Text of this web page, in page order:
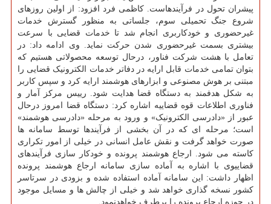
پیشران تحول در فرآیندهاست. کاظمی فرد افزود: از اولین روزهای
شروع جنگ تحمیلی سوم، جلساتی به منظور گسترش خدمات
غیرحضوری و خودکاربری انجام شد تا خدمات قضایی با سرعت
بیشتری بسمت غیرحضوری شدن حرکت نماید. وی ادامه داد: در
تعامل با هشت شرکت فناور، درحال توسعه محصولاتی هستیم که
بتوان تمامی خدمات قابل ارایه در دفاتر خدمات الکترونیک قضایی را
مبتنی بر هوش مصنوعی و ابزارهای هوشمند ارایه کرد و سپس کاربر
به شکل هدفمند به دستگاه قضا هدایت شود. رییس مرکز آمار و
فناوری اطلاعات قوه قضاییه اشاره کرد: دستگاه قضا امروز درحال
عبور از «دادرسی الکترونیک» و ورود به مرحله «دادرسی هوشمند»
است؛ مرحله ای که در آن بخشی از فرآیندها توسط سامانه ها
صورت خواهد گرفت و نقش عامل انسانی در خیلی از امور تکراری
کاسته می شود. ارجاع هوشمند پرونده و خودکار سازی فرآیندهای
قضاییوی با اشاره به آماده سازی سامانه ارجاع هوشمند پرونده
اظهار داشت: این سامانه آماده استفاده شده و بزودی در سرتاسر
کشور نسخه گذاری خواهد شد و خیلی از چالش ها و مسایل موجود
در حوزه ارجاع پرونده را برطرف خواهدنمود.